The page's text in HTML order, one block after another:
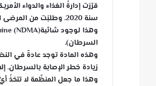
قرّرَت إدارةُ الغذاء والدواء
سنة 2020. وطلبَت من المرضى التوقفَ عن تناوله.
السرطان).
وهذه المادة توجد عادةً في
زيادة خطر الإصابة بالسرطان.